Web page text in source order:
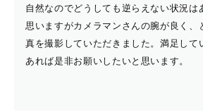
自然なのでどうしても逆らえない状況は
思いますがカメラマンさんの腕が良く、
真を撮影していただきました。満足して
あれば是非お願いしたいと思います。